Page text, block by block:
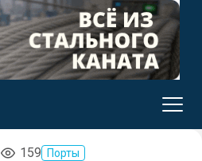
159 Порты